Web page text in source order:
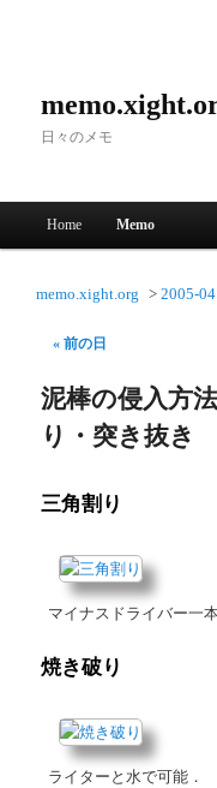
日々のメモ
Skip to primary content
Skip to secondary
Home Memo
memo.xight.org 2005-04
« 前の日
泥棒の侵入方
り・突き抜き
三角割り
マイナスドライバー一
焼き破り
ライターと水で可能．